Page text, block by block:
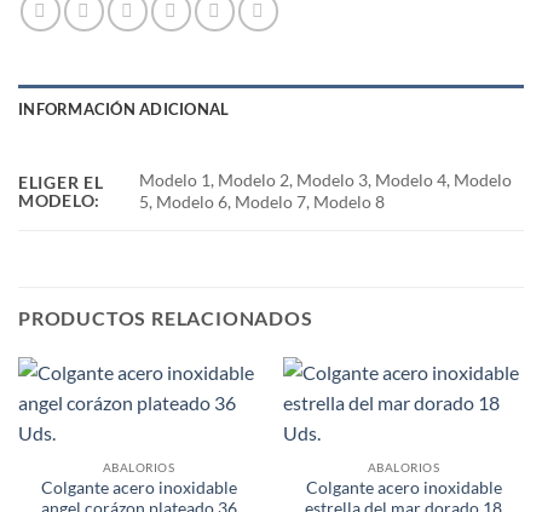
INFORMACIÓN ADICIONAL
ELIGER EL
MODELO:
Modelo 1, Modelo 2, Modelo 3, Modelo 4, Modelo
5, Modelo 6, Modelo 7, Modelo 8
PRODUCTOS RELACIONADOS
ABALORIOS
Colgante acero inoxidable
angel corázon plateado 36
ABALORIOS
Colgante acero inoxidable
estrella del mar dorado 18